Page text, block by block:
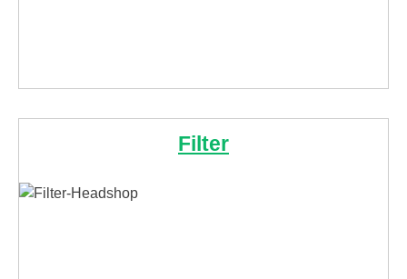
Filter